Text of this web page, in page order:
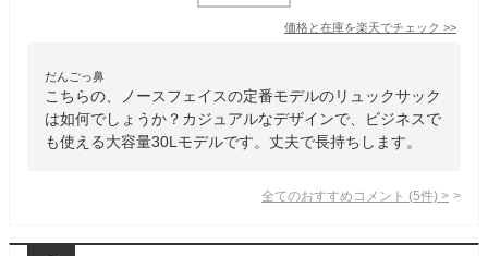
価格と在庫を楽天でチェック >>
だんごっ鼻
こちらの、ノースフェイスの定番モデルのリュックサック
は如何でしょうか？カジュアルなデザインで、ビジネスで
も使える大容量30Lモデルです。丈夫で長持ちします。
全てのおすすめコメント (5件) >